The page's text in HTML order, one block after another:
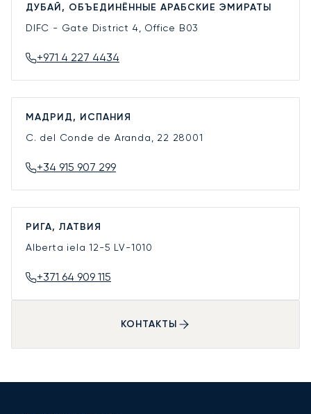
ДУБАЙ, ОБЪЕДИНЁННЫЕ АРАБСКИЕ ЭМИРАТЫ
DIFC - Gate District 4, Office B03
+971 4 227 4434
МАДРИД, ИСПАНИЯ
C. del Conde de Aranda, 22 28001
+34 915 907 299
РИГА, ЛАТВИЯ
Alberta iela 12-5 LV-1010
+371 64 909 115
КОНТАКТЫ